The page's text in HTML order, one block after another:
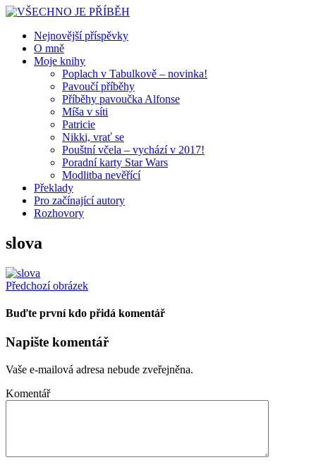
Nejnovější příspěvky
O mně
Moje knihy
Poplach v Tabulkově – novinka!
Pavoučí příběhy
Příběhy pavoučka Alfonse
Míša v síti
Patricie
Nikki, vrať se
Pouštní včela – vychází v 2017!
Poradní karty Star Wars
Modlitba nevěřící
Překlady
Pro začínající autory
Rozhovory
slova
Předchozí obrázek
Buďte první kdo přidá komentář
Napište komentář
Vaše e-mailová adresa nebude zveřejněna.
Komentář